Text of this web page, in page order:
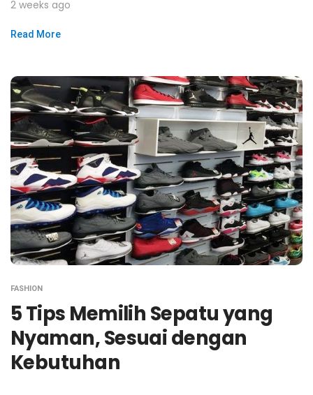
2 weeks ago
Read More
FASHION
5 Tips Memilih Sepatu yang
Nyaman, Sesuai dengan
Kebutuhan